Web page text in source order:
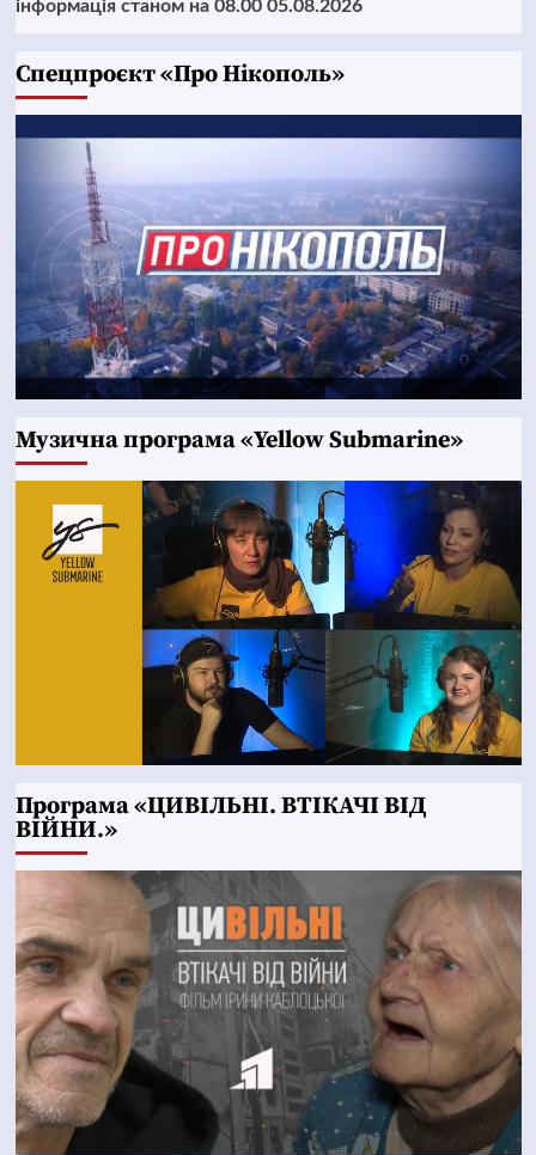
інформація станом на 08.00 05.08.2026
Cпецпроєкт «Про Нікополь»
Музична програма «Yellow Submarine»
Програма «ЦИВІЛЬНІ. ВТІКАЧІ ВІД
ВІЙНИ.»